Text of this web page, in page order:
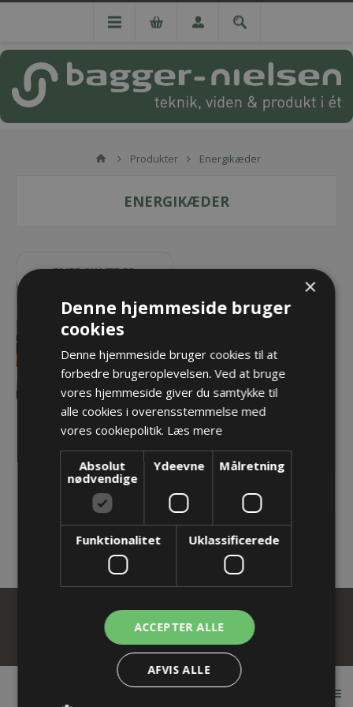
Produkter Energikæder
ENERGIKÆDER
ENERGIKÆDER
EasyTrax Series
MONO Series
ROBOTRAX System
TKA series
Se alle
UNDERKATEGORIER
×
Denne hjemmeside bruger
cookies
Denne hjemmeside bruger cookies til at
forbedre brugeroplevelsen. Ved at bruge
vores hjemmeside giver du samtykke til
alle cookies i overensstemmelse med
vores cookiepolitik. Læs mere
Absolut
nødvendige
Ydeevne Målretning
Funktionalitet Uklassificerede
ACCEPTER ALLE
AFVIS ALLE